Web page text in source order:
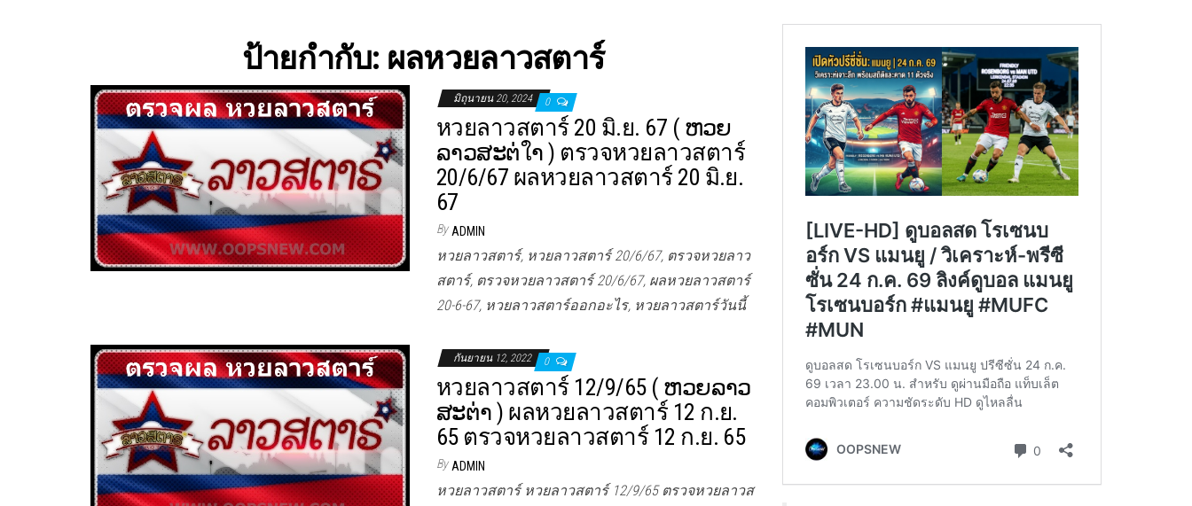
ป้ายกำกับ: ผลหวยลาวสตาร์
มิถุนายน 20, 2024 0
หวยลาวสตาร์ 20 มิ.ย. 67 ( ຫວຍ
ລາວສະຕ່ใາ ) ตรวจหวยลาวสตาร์
20/6/67 ผลหวยลาวสตาร์ 20 มิ.ย.
67
By ADMIN
หวยลาวสตาร์, หวยลาวสตาร์ 20/6/67, ตรวจหวยลาว
สตาร์, ตรวจหวยลาวสตาร์ 20/6/67, ผลหวยลาวสตาร์
20-6-67, หวยลาวสตาร์ออกอะไร, หวยลาวสตาร์วันนี้
กันยายน 12, 2022 0
หวยลาวสตาร์ 12/9/65 ( ຫວຍລາວ
ສະຕ່າ ) ผลหวยลาวสตาร์ 12 ก.ย.
65 ตรวจหวยลาวสตาร์ 12 ก.ย. 65
By ADMIN
หวยลาวสตาร์ หวยลาวสตาร์ 12/9/65 ตรวจหวยลาวส